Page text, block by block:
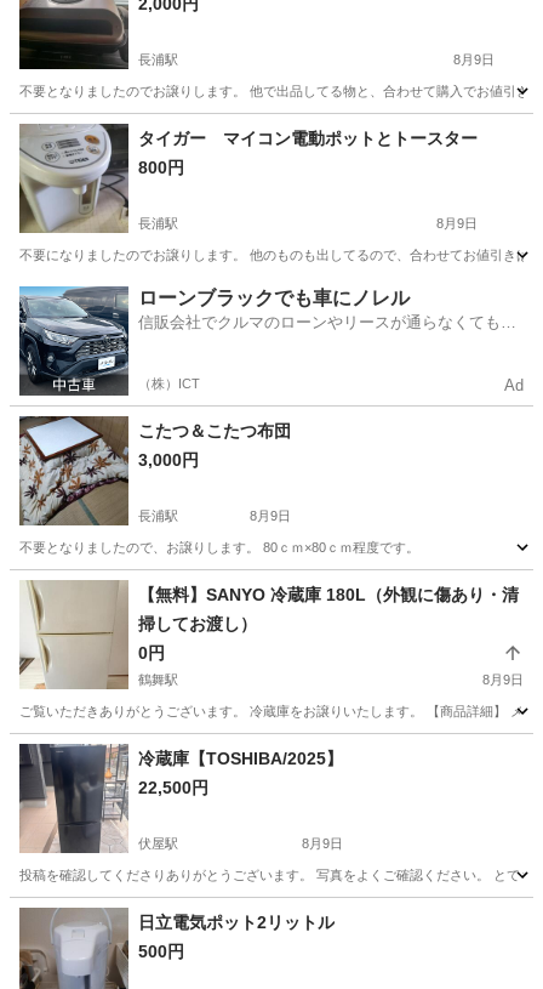
長浦駅 8月9日
不要となりましたのでお譲りします。 他で出品してる物と、合わせて購入でお値引き
愛知 知多市 長浦駅 キッチン家電
タイガー マイコン電動ポットとトースター
800円
長浦駅 8月9日
不要になりましたのでお譲りします。 他のものも出してるので、合わせてお値引きは
愛知 知多市 長浦駅 キッチン家電
ローンブラックでも車にノレル
信販会社でクルマのローンやリースが通らなくてもク
（株）ICT Ad
こたつ＆こたつ布団
3,000円
長浦駅 8月9日
不要となりましたので、お譲りします。 80ｃｍ×80ｃｍ程度です。
愛知 知多市 長浦駅 季節、空調家電
【無料】SANYO 冷蔵庫 180L（外観に傷あり・清
掃してお渡し）
0円
鶴舞駅 8月9日
ご覧いただきありがとうございます。 冷蔵庫をお譲りいたします。 【商品詳細】 メ
愛知 名古屋市 鶴舞駅
冷蔵庫【TOSHIBA/2025】
22,500円
伏屋駅 8月9日
投稿を確認してくださりありがとうございます。 写真をよくご確認ください。 とて
愛知 名古屋市 伏屋駅 キッチン家電
日立電気ポット2リットル
500円